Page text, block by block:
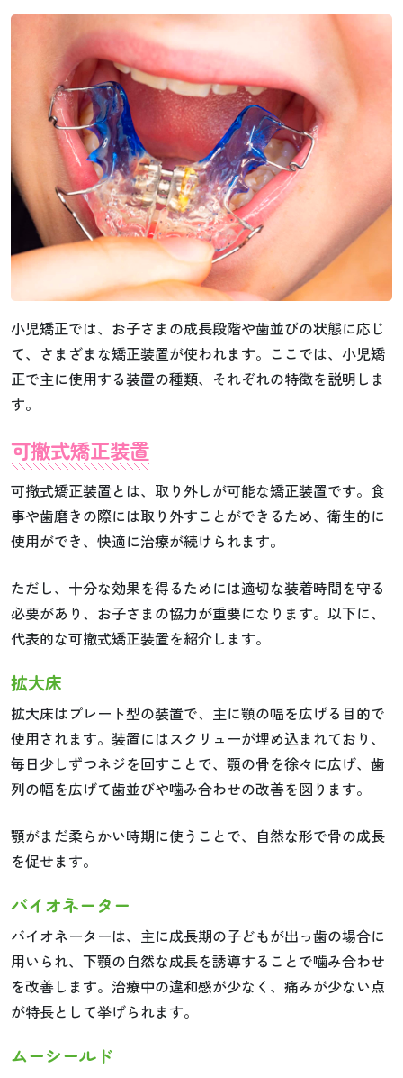
小児矯正では、お子さまの成長段階や歯並びの状態に応じ
て、さまざまな矯正装置が使われます。ここでは、小児矯
正で主に使用する装置の種類、それぞれの特徴を説明しま
す。
可撤式矯正装置
可撤式矯正装置とは、取り外しが可能な矯正装置です。食
事や歯磨きの際には取り外すことができるため、衛生的に
使用ができ、快適に治療が続けられます。
ただし、十分な効果を得るためには適切な装着時間を守る
必要があり、お子さまの協力が重要になります。以下に、
代表的な可撤式矯正装置を紹介します。
拡大床
拡大床はプレート型の装置で、主に顎の幅を広げる目的で
使用されます。装置にはスクリューが埋め込まれており、
毎日少しずつネジを回すことで、顎の骨を徐々に広げ、歯
列の幅を広げて歯並びや噛み合わせの改善を図ります。
顎がまだ柔らかい時期に使うことで、自然な形で骨の成長
を促せます。
バイオネーター
バイオネーターは、主に成長期の子どもが出っ歯の場合に
用いられ、下顎の自然な成長を誘導することで噛み合わせ
を改善します。治療中の違和感が少なく、痛みが少ない点
が特長として挙げられます。
ムーシールド